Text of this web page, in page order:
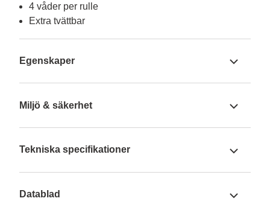
4 våder per rulle
Extra tvättbar
Egenskaper
Miljö & säkerhet
Tekniska specifikationer
Datablad